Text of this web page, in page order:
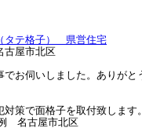
タテ格子） 県営住宅
屋市北区
お伺いしました。ありがと
策で面格子を取付致します。